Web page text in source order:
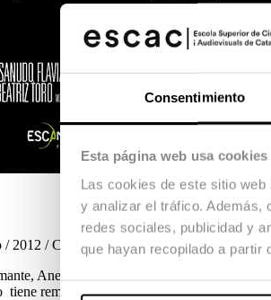
Consentimiento
Esta página web usa cookies
Las cookies de este sitio
y analizar el tráfico. Además,
redes sociales, publicidad y
que hayan recopilado a partir
2012 / Cortometraje / Suspense / TFM
Ane, Borja recibe un paquete del
tiene remite. Ha venido por un motivo muy